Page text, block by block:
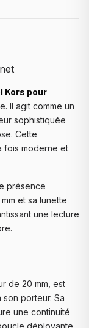
Kors pour
Il agit comme un
sophistiquée
Cette
fois moderne et
présence
et sa lunette
une lecture
de 20 mm, est
porteur. Sa
une continuité
déployante